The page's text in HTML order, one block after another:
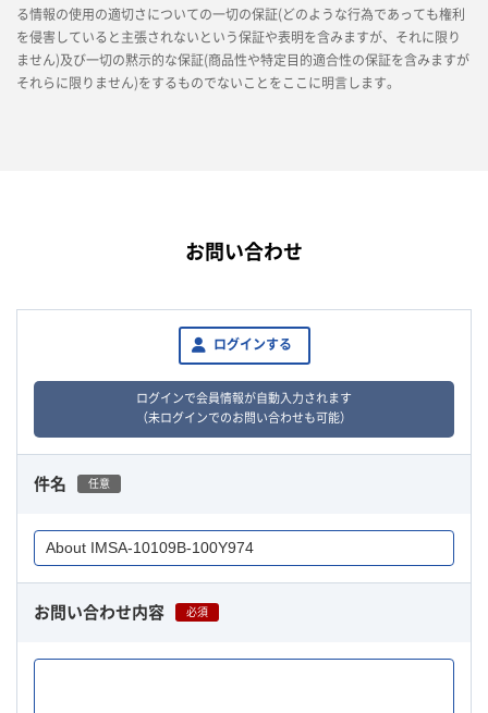
る情報の使用の適切さについての一切の保証(どのような行為であっても権利
を侵害していると主張されないという保証や表明を含みますが、それに限り
ません)及び一切の黙示的な保証(商品性や特定目的適合性の保証を含みますが
それらに限りません)をするものでないことをここに明言します。
お問い合わせ
ログインする
ログインで会員情報が自動入力されます
（未ログインでのお問い合わせも可能）
件名 任意
お問い合わせ内容 必須